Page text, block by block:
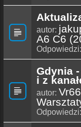
autor:
A6 C6
Odpowiedzi:
Gdynia
i z
autor:
Odpowiedzi: